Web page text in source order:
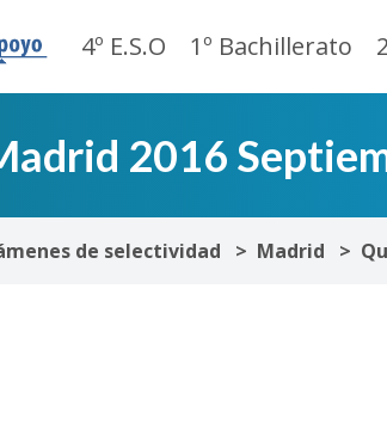
4º E.S.O 1º Bachillerato
2016
de selectividad Madrid